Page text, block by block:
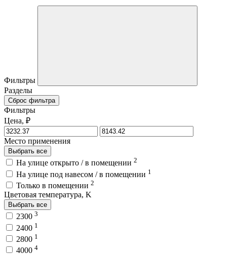
Фильтры
Разделы
Сброс фильтра
Фильтры
Цена, ₽
Место применения
Выбрать все
На улице открыто / в помещении 2
На улице под навесом / в помещении 1
Только в помещении 2
Цветовая температура, K
Выбрать все
2300 3
2400 1
2800 1
4000 4